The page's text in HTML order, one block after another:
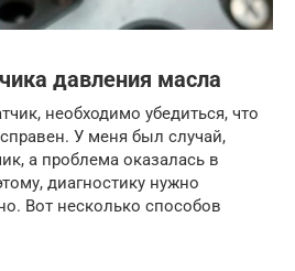
давления масла
необходимо убедиться, что
У меня был случай,
а проблема оказалась в
диагностику нужно
Вот несколько способов